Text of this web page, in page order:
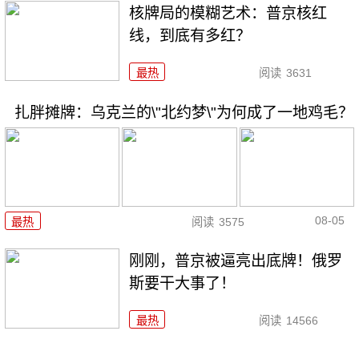
核牌局的模糊艺术：普京核红
线，到底有多红？
最热 阅读 3631
扎胖摊牌：乌克兰的\"北约梦\"为何成了一地鸡毛？
最热 阅读 3575 08-05
刚刚，普京被逼亮出底牌！俄罗
斯要干大事了！
最热 阅读 14566